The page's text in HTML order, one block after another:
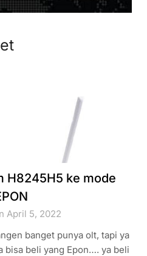
H8245H5 ke mode
April 5, 2022
banget punya olt, tapi ya
bisa beli yang Epon…. ya beli